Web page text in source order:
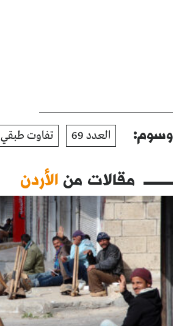
وسوم: العدد 69 تفاوت طبقي
مقالات من الأردن